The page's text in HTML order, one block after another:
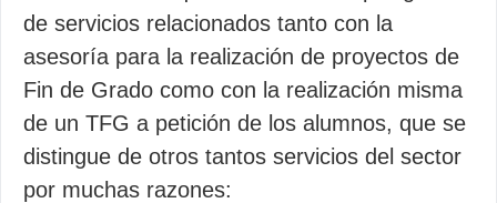
de servicios relacionados tanto con la
asesoría para la realización de proyectos de
Fin de Grado como con la realización misma
de un TFG a petición de los alumnos, que se
distingue de otros tantos servicios del sector
por muchas razones: